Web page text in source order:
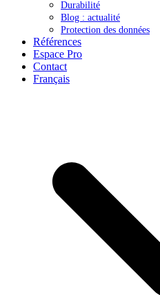
Durabilité
Blog : actualité
Protection des données
Références
Espace Pro
Contact
Français